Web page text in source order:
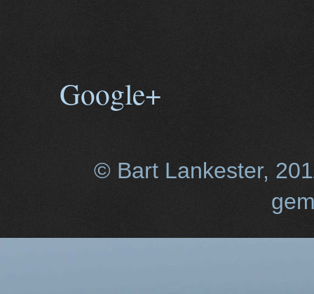
Google+
© Bart Lankester,